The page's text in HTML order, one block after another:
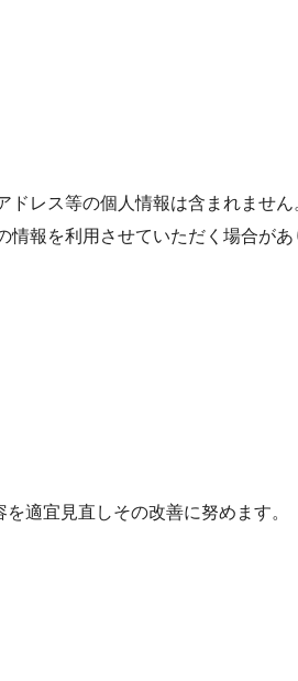
レス等の個人情報は含まれません。
報を利用させていただく場合があ
適宜見直しその改善に努めます。